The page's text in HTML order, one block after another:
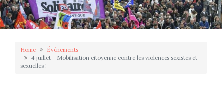
Home
Événements
4 juillet – Mobilisation citoyenne contre les violences sexistes et
sexuelles !